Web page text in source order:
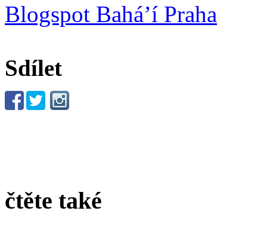
Blogspot Bahá’í Praha
Sdílet
čtěte také